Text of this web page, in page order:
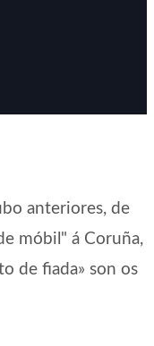
anteriores, de
móbil" á Coruña,
de fiada» son os